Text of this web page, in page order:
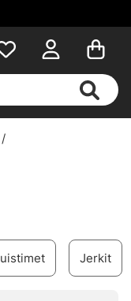
Jerkit